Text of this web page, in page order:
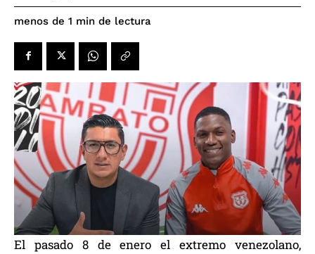
menos de 1 min de lectura
El pasado 8 de enero el extremo venezolano,